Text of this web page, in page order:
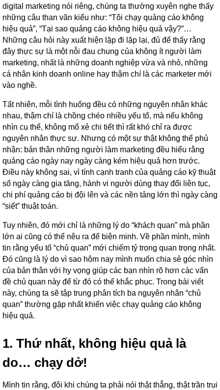
digital marketing nói riêng, chúng ta thường xuyên nghe thấy
những câu than vãn kiểu như: “Tôi chạy quảng cáo không
hiệu quả”, “Tại sao quảng cáo không hiệu quả vậy?”…
Những câu hỏi này xuất hiện lặp đi lặp lại, đủ để thấy rằng
đây thực sự là một nỗi đau chung của không ít người làm
marketing, nhất là những doanh nghiệp vừa và nhỏ, những
cá nhân kinh doanh online hay thậm chí là các marketer mới
vào nghề.
Tất nhiên, mỗi tình huống đều có những nguyên nhân khác
nhau, thậm chí là chồng chéo nhiều yếu tố, mà nếu không
nhìn cụ thể, không mổ xẻ chi tiết thì rất khó chỉ ra được
nguyên nhân thực sự. Nhưng có một sự thật không thể phủ
nhận: bản thân những người làm marketing đều hiểu rằng
quảng cáo ngày nay ngày càng kém hiệu quả hơn trước.
Điều này không sai, vì tính cạnh tranh của quảng cáo kỹ thuật
số ngày càng gia tăng, hành vi người dùng thay đổi liên tục,
chi phí quảng cáo bị đội lên và các nền tảng lớn thì ngày càng
“siết” thuật toán.
Tuy nhiên, đó mới chỉ là những lý do “khách quan” mà phần
lớn ai cũng có thể nêu ra để biện minh. Về phần mình, mình
tin rằng yếu tố “chủ quan” mới chiếm tỷ trọng quan trọng nhất.
Đó cũng là lý do vì sao hôm nay mình muốn chia sẻ góc nhìn
của bản thân với hy vọng giúp các bạn nhìn rõ hơn các vấn
đề chủ quan này để từ đó có thể khắc phục. Trong bài viết
này, chúng ta sẽ tập trung phân tích ba nguyên nhân “chủ
quan” thường gặp nhất khiến việc chạy quảng cáo không
hiệu quả.
1. Thứ nhất, không hiệu quả là
do… chạy dở!
Mình tin rằng, đôi khi chúng ta phải nói thật thẳng, thật trần trụi